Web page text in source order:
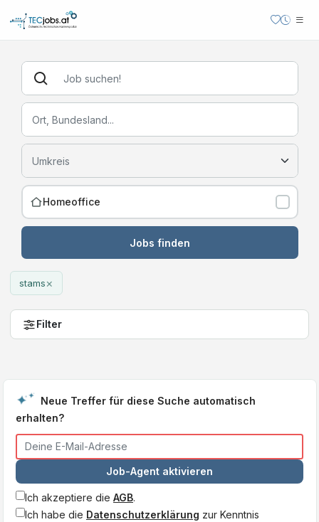
Homeoffice
Jobs finden
stams×
Filter
Neue Treffer für diese Suche automatisch
erhalten?
Job-Agent aktivieren
Ich akzeptiere die AGB.
Ich habe die Datenschutzerklärung zur Kenntnis